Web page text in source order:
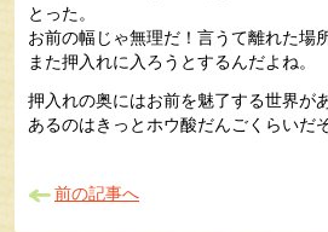
とった。
お前の幅じゃ無理だ！言うて離れた場
また押入れに入ろうとするんだよね。
押入れの奥にはお前を魅了する世界が
あるのはきっとホウ酸だんごくらい
前の記事へ